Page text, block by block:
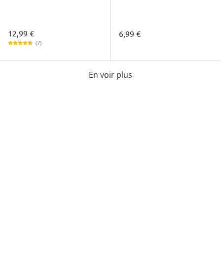
12,99 €
(7)
6,99 €
En voir plus